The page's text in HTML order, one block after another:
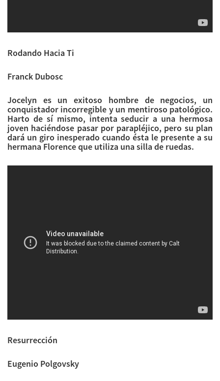
Rodando Hacia Ti
Franck Dubosc
Jocelyn es un exitoso hombre de negocios, un
conquistador incorregible y un mentiroso patológico.
Harto de sí mismo, intenta seducir a una hermosa
joven haciéndose pasar por parapléjico, pero su plan
dará un giro inesperado cuando ésta le presente a su
hermana Florence que utiliza una silla de ruedas.
Resurrección
Eugenio Polgovsky